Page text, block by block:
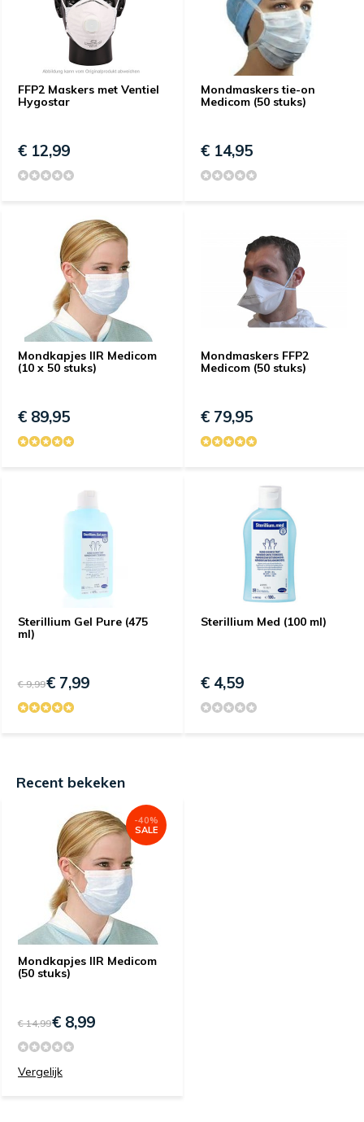
FFP2 Maskers met Ventiel
Hygostar
€ 12,99
Mondmaskers tie-on
Medicom (50 stuks)
€ 14,95
Mondkapjes IIR Medicom
(10 x 50 stuks)
€ 89,95
Mondmaskers FFP2
Medicom (50 stuks)
€ 79,95
Sterillium Gel Pure (475
ml)
€ 9,99€ 7,99
Sterillium Med (100 ml)
€ 4,59
Recent bekeken
Mondkapjes IIR Medicom
(50 stuks)
-40%
SALE
€ 14,99€ 8,99
Vergelijk